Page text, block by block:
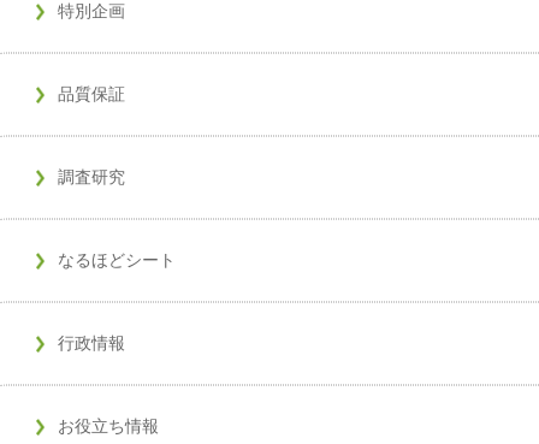
特別企画
品質保証
調査研究
なるほどシート
行政情報
お役立ち情報